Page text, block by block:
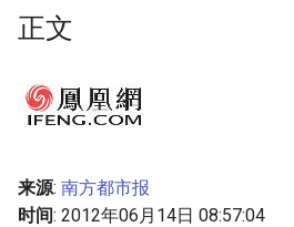
a
i
变性愿望藏了80年
向单位提交变性声明
希望社会消除偏见
名词解释
正文
来源: 南方都市报
时间: 2012年06月14日 08:57:04